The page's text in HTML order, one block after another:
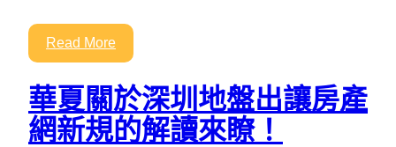
Read More
華夏關於深圳地盤出讓房產
網新規的解讀來瞭！